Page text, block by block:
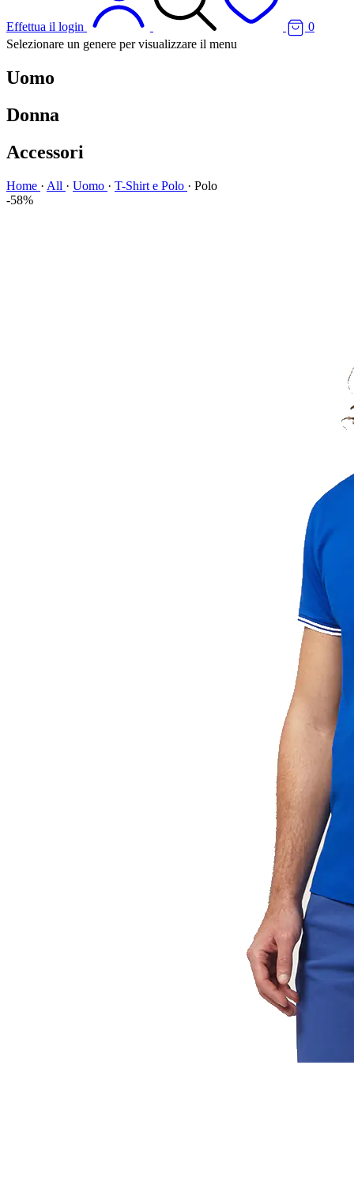
Effettua il login
0
Selezionare un genere per visualizzare il menu
Uomo
Donna
Accessori
Home · All · Uomo · T-Shirt e Polo · Polo
-58%